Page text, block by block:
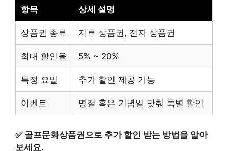
항목 상세 설명
상품권 종류 지류 상품권, 전자 상품권
최대 할인율 5% ~ 20%
특정 요일 추가 할인 제공 가능
이벤트 명절 혹은 기념일 맞춰 특별 할인
✅ 골프문화상품권으로 추가 할인 받는 방법을 알아
보세요.